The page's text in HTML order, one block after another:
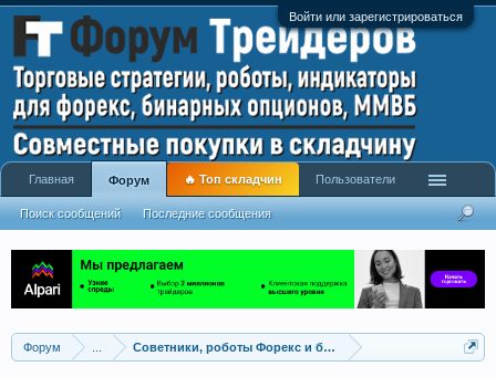
Войти или зарегистрироваться
Форум Советники, роботы Форекс и бинарных опционов
Главная Форум
Поиск сообщений Последние сообщения
🔥 Топ складчин Пользователи